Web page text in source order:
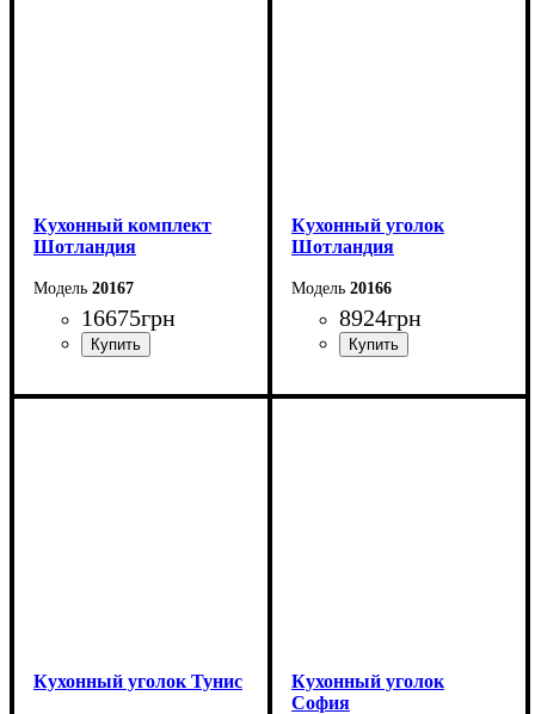
Кухонный комплект
Шотландия
20167
16675грн
Кухонный уголок
Шотландия
20166
8924грн
Кухонный уголок Тунис
Кухонный уголок
Cофия